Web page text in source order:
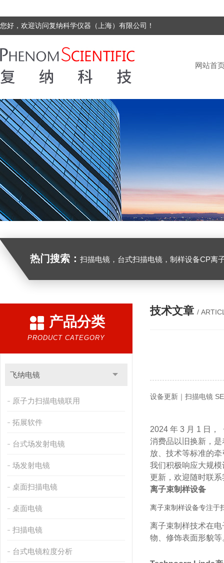
您好，欢迎访问复纳科学仪器（上海）有限公司！
网站首
热门搜索： 扫描电镜，台式扫描电镜，制样设备CP离子研磨仪，原位样品杆，可视化颗粒检测
产品分类
PRODUCT CATEGORY
飞纳电镜
原子力扫描电镜联用
拓展软件
台式场发射电镜
场发射电镜
桌面扫描电镜
桌面电镜
扫描电镜
台式电镜粒度分析
技术文章 /
设备更新｜扫描电镜
2024 年 3 月 1 日，
消费品以旧换新，
放、技术等标准的
我们积极响应大规
更新，欢迎随时联
离子束制样设备
离子束制样设备专注于
离子束制样技术在
物、修饰表面形貌